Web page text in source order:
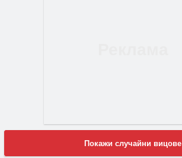
Покажи случайни вицове